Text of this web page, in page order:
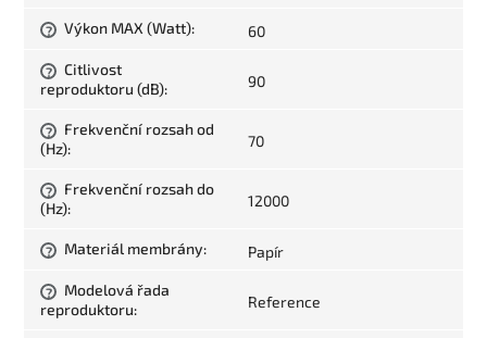
? Výkon MAX (Watt): 60
?
Citlivost
reproduktoru (dB): 90
?
Frekvenční rozsah od
(Hz): 70
?
Frekvenční rozsah do
(Hz): 12000
? Materiál membrány: Papír
?
Modelová řada
reproduktoru: Reference